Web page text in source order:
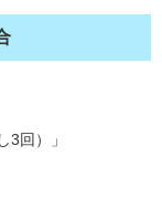
3回）」